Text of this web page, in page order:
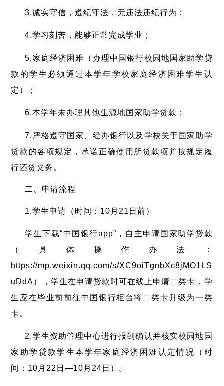
3.诚实守信，遵纪守法，无违法违纪行为；
4.学习刻苦，能够正常完成学业；
5.家庭经济困难（办理中国银行校园地国家助学贷
款的学生必须通过本学年学校家庭经济困难学生认
定）；
6.本学年未办理其他生源地国家助学贷款；
7.严格遵守国家、经办银行以及学校关于国家助学
贷款的各项规定，承诺正确使用所贷款项并按规定履
行还贷义务。
二、申请流程
1.学生申请（时间：10月21日前）
学生下载“中国银行app”，自主申请国家助学贷款
（具体操作办法：
https://mp.weixin.qq.com/s/XC9oiTgnbXc8jMO1LS
uDdA），学生在申请贷款时可在线上申请二类卡，学
生应在毕业前前往中国银行柜台将二类卡升级为一类
卡。
2.学生资助管理中心进行报到确认并核实校园地国
家助学贷款学生本学年家庭经济困难认定情况（时
间：10月22日—10月24日）。